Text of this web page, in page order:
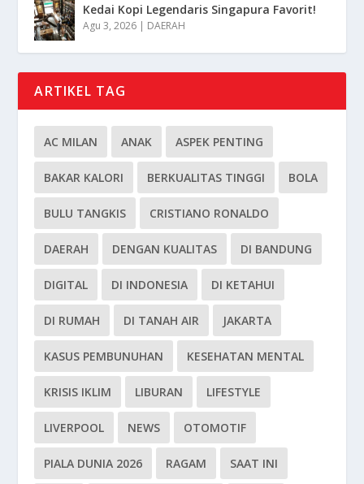
Kedai Kopi Legendaris Singapura Favorit!
Agu 3, 2026 | DAERAH
ARTIKEL TAG
AC MILAN ANAK ASPEK PENTING
BAKAR KALORI BERKUALITAS TINGGI BOLA
BULU TANGKIS CRISTIANO RONALDO
DAERAH DENGAN KUALITAS DI BANDUNG
DIGITAL DI INDONESIA DI KETAHUI
DI RUMAH DI TANAH AIR JAKARTA
KASUS PEMBUNUHAN KESEHATAN MENTAL
KRISIS IKLIM LIBURAN LIFESTYLE
LIVERPOOL NEWS OTOMOTIF
PIALA DUNIA 2026 RAGAM SAAT INI